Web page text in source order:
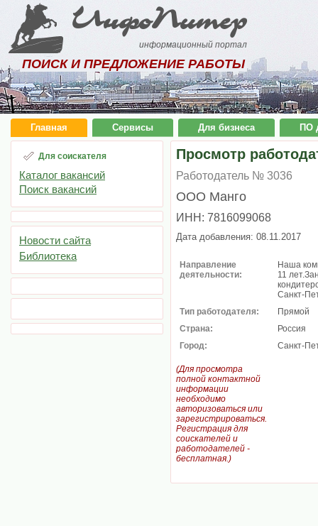
ИнфоПитер
информационный портал
ПОИСК И ПРЕДЛОЖЕНИЕ РАБОТЫ
Главная Сервисы Для бизнеса ПО
Для соискателя
Каталог вакансий
Поиск вакансий
Новости сайта
Библиотека
Просмотр
Работодатель № 3036
ООО Манго
ИНН: 7816099068
Дата добавления: 08.11.2017
Направление
деятельности:
Наша
11
Санкт-
Тип работодателя:
Прямой
Страна:
Россия
Город:
Санкт-
(Для просмотра
полной контактной
информации
необходимо
авторизоваться или
зарегистрироваться.
Регистрация для
соискателей и
работодателей -
бесплатная.)